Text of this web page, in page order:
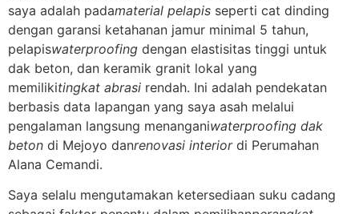
saya adalah padamaterial pelapis seperti cat dinding
dengan garansi ketahanan jamur minimal 5 tahun,
pelapiswaterproofing dengan elastisitas tinggi untuk
dak beton, dan keramik granit lokal yang
memilikitingkat abrasi rendah. Ini adalah pendekatan
berbasis data lapangan yang saya asah melalui
pengalaman langsung menanganiwaterproofing dak
beton di Mejoyo danrenovasi interiordi Perumahan
Alana Cemandi.
Saya selalu mengutamakan ketersediaan suku cadang